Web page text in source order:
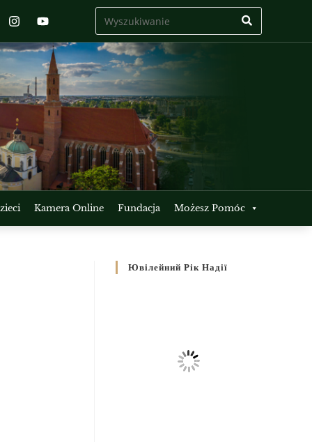
Kamera Online Fundacja Możesz Pomóc
Ювілейний Рік Надії